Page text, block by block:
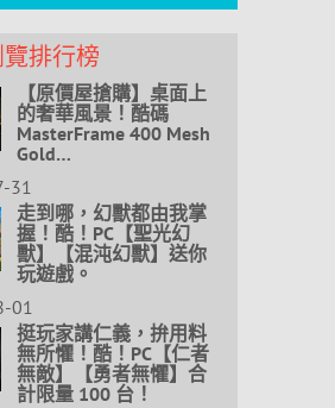
排行榜
【原價屋搶購】桌面上
的奢華風景！酷碼
MasterFrame 400 Mesh
Gold…
31
走到哪，幻獸都由我掌
握！酷！PC【聖光幻
獸】【混沌幻獸】送你
玩遊戲。
01
挺玩家講仁義，拚用料
無所懼！酷！PC【仁者
無敵】【勇者無懼】合
計限量 100 台！